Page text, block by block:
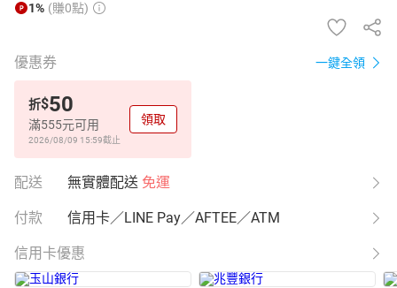
1% (賺0點)
優惠券 一鍵全領
折$50
滿555元可用
2026/08/09 15:59截止
領取
配送 無實體配送 免運
付款 信用卡／LINE Pay／AFTEE／ATM
信用卡優惠